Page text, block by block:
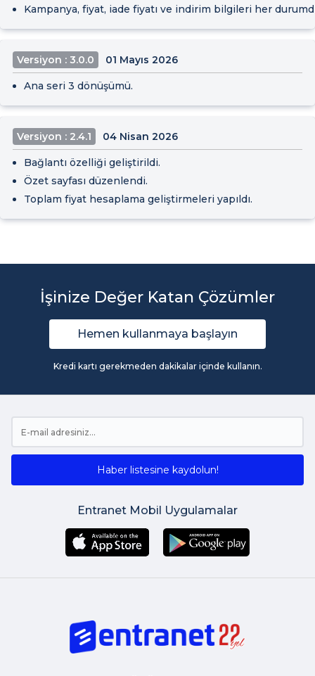
Kampanya, fiyat, iade fiyatı ve indirim bilgileri her
Versiyon : 3.0.0 01 Mayıs 2026
Ana seri 3 dönüşümü.
Versiyon : 2.4.1 04 Nisan 2026
Bağlantı özelliği geliştirildi.
Özet sayfası düzenlendi.
Toplam fiyat hesaplama geliştirmeleri yapıldı.
İşinize Değer Katan Çözümler
Hemen kullanmaya başlayın
Kredi kartı gerekmeden dakikalar içinde kullanın.
Haber listesine kaydolun!
Entranet Mobil Uygulamalar